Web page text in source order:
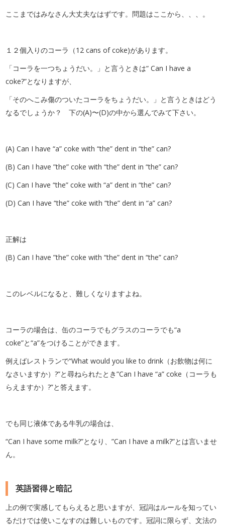
ここまではみなさん大丈夫なはずです。問題はここから、、、。
１２個入りのコーラ（12 cans of coke)があります。
「コーラを一つちょうだい。」と言うときは“ Can I have a
coke?”となりますが、
「そのへこみ傷のついたコーラをちょうだい。」と言うときはどう
なるでしょうか？ 下の(A)〜(D)の中から選んでみて下さい。
(A) Can I have “a” coke with “the” dent in “the” can?
(B) Can I have ”the” coke with “the” dent in “the” can?
(C) Can I have “the” coke with “a” dent in “the” can?
(D) Can I have “the” coke with “the” dent in “a” can?
正解は
(B) Can I have ”the” coke with “the” dent in “the” can?
このレベルになると、難しくなりますよね。
コーラの場合は、缶のコーラでもグラスのコーラでも“a
coke”と“a”をつけることができます。
例えばレストランで“What would you like to drink（お飲物は何に
なさいますか）?”と尋ねられたとき”Can I have “a” coke（コーラも
らえますか）?”と答えます。
でも同じ液体である牛乳の場合は、
“Can I have some milk?”となり、”Can I have a milk?”とは言いませ
ん。
英語習得と暗記
上の例で実感してもらえると思いますが、冠詞はルールを知ってい
るだけでは使いこなすのは難しいものです。冠詞に限らず、文法の